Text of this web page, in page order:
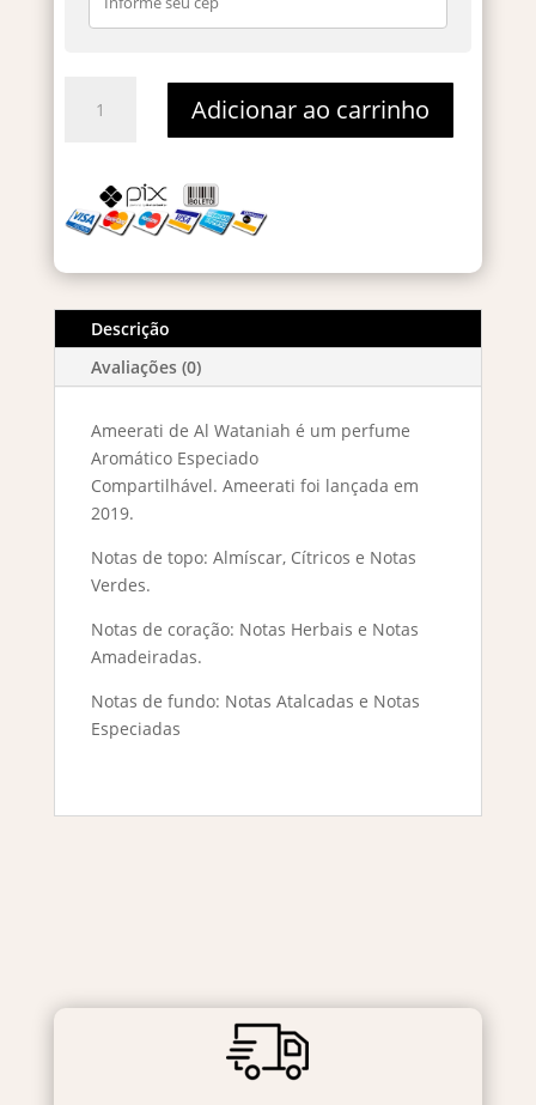
Wataniah Eau
100ml
quantidade
Adicionar ao carrinho
Descrição
Avaliações (0)
Ameerati de Al Wataniah é um perfume
Aromático Especiado
Compartilhável. Ameerati foi lançada em
2019.
Notas de topo: Almíscar, Cítricos e Notas
Verdes.
Notas de coração: Notas Herbais e Notas
Amadeiradas.
Notas de fundo: Notas Atalcadas e Notas
Especiadas